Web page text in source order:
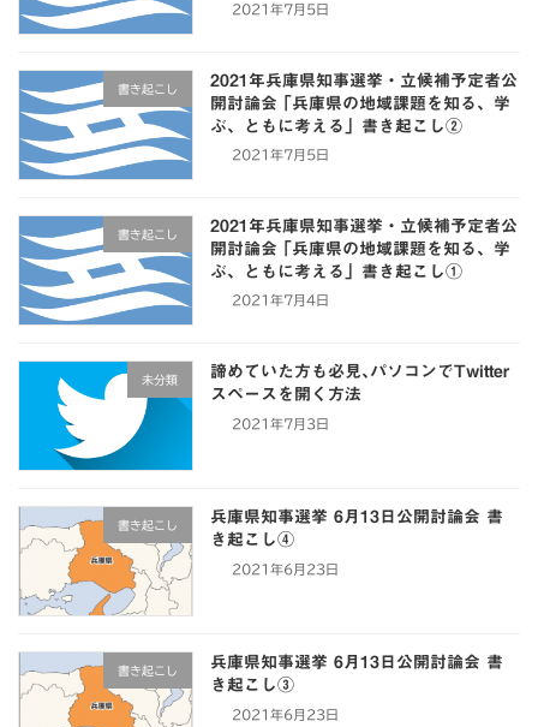
2021年7月5日
書き起こし
2021年兵庫県知事選挙・立候補予定者公
開討論会 ｢兵庫県の地域課題を知る、学
ぶ、ともに考える」書き起こし②
2021年7月5日
書き起こし
2021年兵庫県知事選挙・立候補予定者公
開討論会 ｢兵庫県の地域課題を知る、学
ぶ、ともに考える」書き起こし①
2021年7月4日
未分類
諦めていた方も必見､パソコンでTwitter
スペースを開く方法
2021年7月3日
書き起こし
兵庫県知事選挙 6月13日公開討論会 書
き起こし④
2021年6月23日
書き起こし
兵庫県知事選挙 6月13日公開討論会 書
き起こし③
2021年6月23日